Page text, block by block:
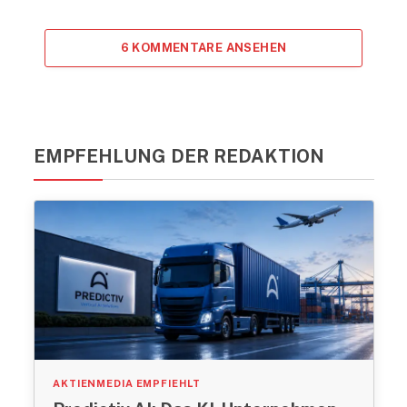
6 KOMMENTARE ANSEHEN
EMPFEHLUNG DER REDAKTION
AKTIENMEDIA EMPFIEHLT